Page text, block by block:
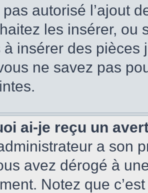
autorisé l’ajout
les insérer, ou
insérer des pièces
ne savez pas
ai-je reçu un
a son
avez dérogé à
Notez que